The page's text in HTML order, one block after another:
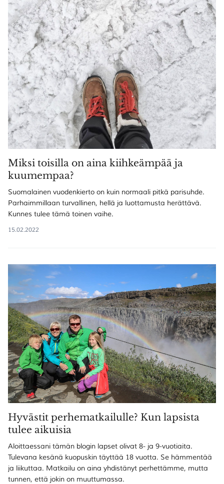
Miksi toisilla on aina kiihkeämpää ja
kuumempaa?
Suomalainen vuodenkierto on kuin normaali pitkä parisuhde.
Parhaimmillaan turvallinen, hellä ja luottamusta herättävä.
Kunnes tulee tämä toinen vaihe.
15.02.2022
Hyvästit perhematkailulle? Kun lapsista
tulee aikuisia
Aloittaessani tämän blogin lapset olivat 8- ja 9-vuotiaita.
Tulevana kesänä kuopuskin täyttää 18 vuotta. Se hämmentää
ja liikuttaa. Matkailu on aina yhdistänyt perhettämme, mutta
tunnen, että jokin on muuttumassa.